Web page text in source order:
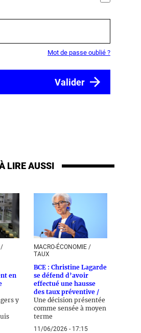
Mot de passe oublié ?
LIRE AUSSI
/
en
y
MACRO-ÉCONOMIE /
TAUX
BCE : Christine Lagarde
se défend d’avoir
effectué une hausse
des taux préventive /
Une décision présentée
comme sensée à moyen
terme
11/06/2026 - 17:15